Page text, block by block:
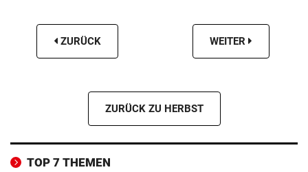
ZURÜCK WEITER
ZURÜCK ZU HERBST
TOP 7 THEMEN